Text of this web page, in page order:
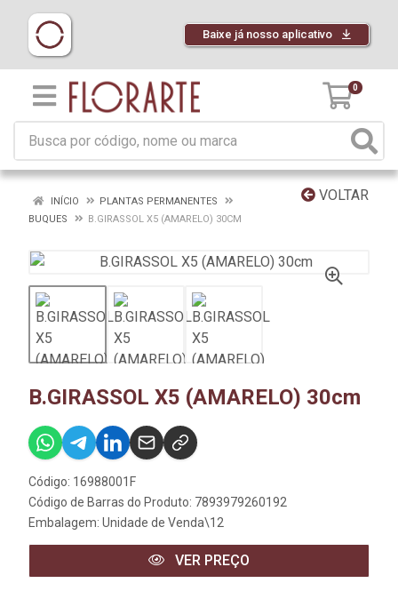
Baixe já nosso aplicativo
0
VOLTAR
INÍCIO
PLANTAS PERMANENTES
BUQUES
B.GIRASSOL X5 (AMARELO) 30CM
B.GIRASSOL X5 (AMARELO) 30cm
Código: 16988001F
Código de Barras do Produto: 7893979260192
Embalagem: Unidade de Venda\12
VER PREÇO